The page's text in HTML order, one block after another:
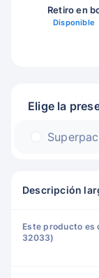
Retiro en
Disponible
Elige la
Descripción
Este producto es
32033)